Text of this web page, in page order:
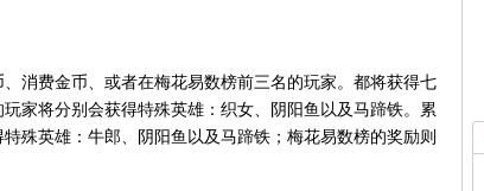
费金币、或者在梅花易数榜前三名的玩家。都将获得七
家将分别会获得特殊英雄：织女、阴阳鱼以及马蹄铁。累
殊英雄：牛郎、阴阳鱼以及马蹄铁；梅花易数榜的奖励则